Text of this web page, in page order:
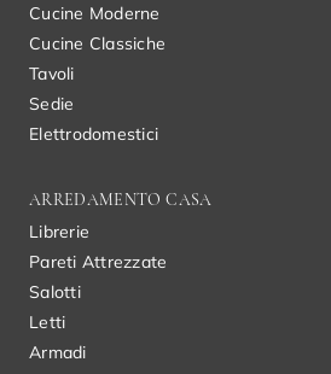
Cucine Moderne
Cucine Classiche
Tavoli
Sedie
Elettrodomestici
ARREDAMENTO CASA
Librerie
Pareti Attrezzate
Salotti
Letti
Armadi